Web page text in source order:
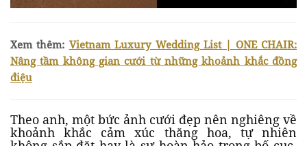
Xem thêm: Vietnam Luxury Wedding List | ONE CHAIR:
Nâng tầm không gian cưới từ những khoảnh khắc đồng
điệu
Theo anh, một bức ảnh cưới đẹp nên nghiêng về
khoảnh khắc cảm xúc thăng hoa, tự nhiên